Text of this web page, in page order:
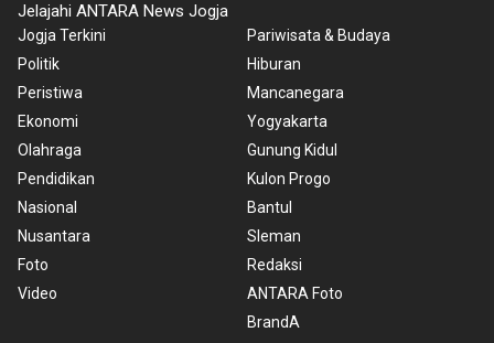
Jelajahi ANTARA News Jogja
Jogja Terkini
Politik
Peristiwa
Ekonomi
Olahraga
Pendidikan
Nasional
Nusantara
Foto
Video
Pariwisata & Budaya
Hiburan
Mancanegara
Yogyakarta
Gunung Kidul
Kulon Progo
Bantul
Sleman
Redaksi
ANTARA Foto
BrandA